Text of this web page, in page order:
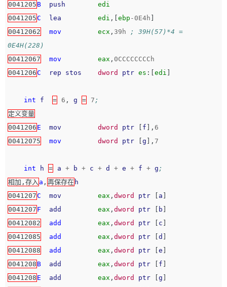
0041205 B push
edi
0041205C lea edi ,[ ebp - 0E4h
00412062
mov ecx , 39h
; 39H(57)*4 =
0E4H(228)
00412067
mov eax , 0CCCCCCCCh
0041206C rep stos dword ptr es :[ edi
int f = 6 , g = 7 ;
定义变量
0041206 E mov dword ptr f ], 6
00412075
mov dword ptr g ], 7
int h = a + b + c + d + e + f + g ;
相加,存入 a , 再保存在 h
0041207C mov eax , dword ptr a
0041207 F add eax , dword ptr b
00412082
add eax , dword ptr c
00412085
add eax , dword ptr d
00412088
add eax , dword ptr e
0041208 B add eax , dword ptr f
0041208 E add eax , dword ptr g